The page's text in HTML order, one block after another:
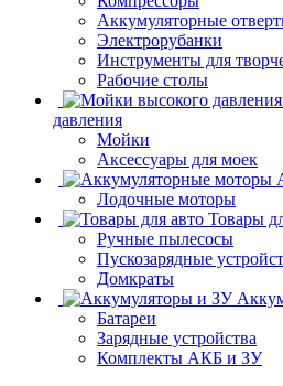
Аккумуляторные
Электрорубанки
Инструменты для
Рабочие столы
давления
Мойки
Аксессуары для моек
Лодочные моторы
Товары
Ручные пылесосы
Пускозарядные
Домкраты
Батареи
Зарядные устройства
Комплекты АКБ и ЗУ